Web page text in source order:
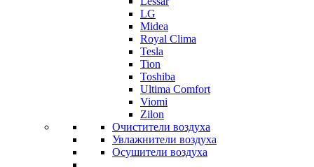
LG
Midea
Royal Clima
Tesla
Tion
Toshiba
Ultima Comfort
Viomi
Zilon
Очистители воздуха
Увлажнители воздуха
Осушители воздуха